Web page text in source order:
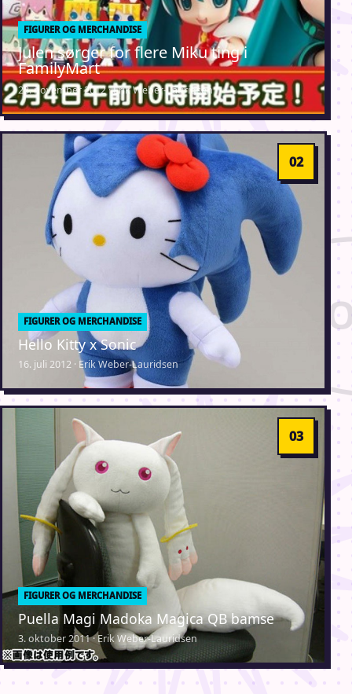
FIGURER OG MERCHANDISE
Julen sørger for flere Miku ting i
FamilyMart
23. november 2012 · Erik Weber-Lauridsen
FIGURER OG MERCHANDISE
Hello Kitty x Sonic
16. juli 2012 · Erik Weber-Lauridsen
FIGURER OG MERCHANDISE
Puella Magi Madoka Magica QB bamse
3. oktober 2011 · Erik Weber-Lauridsen